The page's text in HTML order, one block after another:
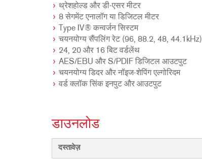
थ्रेशहोल्ड और डी-एसर मीटर
8 सेगमेंट एनालॉग या डिजिटल मीटर
Type IV® कन्वर्जन सिस्टम
चयनयोग्य सैंपलिंग रेट (96, 88.2, 48, 44.1kHz)
24, 20 और 16 बिट वर्डलेंथ
AES/EBU और S/PDIF डिजिटल आउटपुट
चयनयोग्य डिदर और नॉइज-शेपिंग एल्गोरिदम
वर्ड क्लॉक सिंक इनपुट और आउटपुट
डाउनलोड
दस्तावेज़